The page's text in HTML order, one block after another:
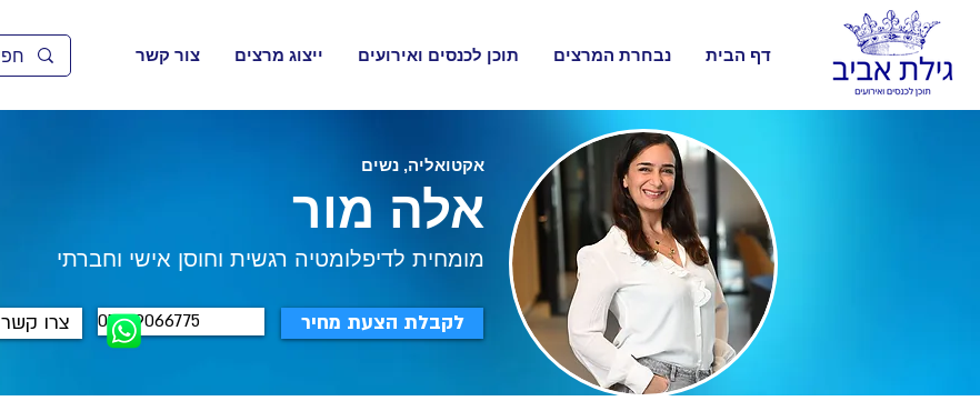
דף הבית נבחרת המרצים תוכן לכנסים ואירועים ייצוג מרצים צור קשר
אקטואליה, נשים
אלה מור
מומחית לדיפלומטיה רגשית וחוסן אישי וחברתי
צרו קשר 052-9066775 לקבלת הצעת מחיר